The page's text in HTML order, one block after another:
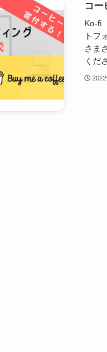
コー
Ko-fi
トフ
さま
くだ